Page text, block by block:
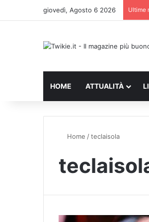
giovedì, Agosto 6 2026 Ultime
HOME ATTUALITÀ
Home /teclaisola